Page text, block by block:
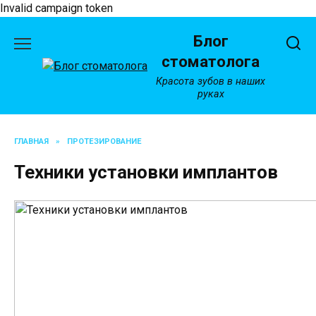
Invalid campaign token
содержанию
Блог
стоматолога
Красота зубов в наших
руках
ГЛАВНАЯ » ПРОТЕЗИРОВАНИЕ
Техники установки имплантов